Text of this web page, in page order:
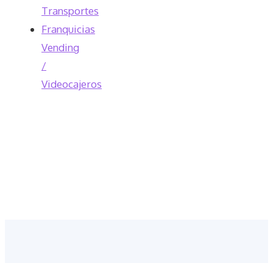
Transportes
Franquicias
Vending
/
Videocajeros